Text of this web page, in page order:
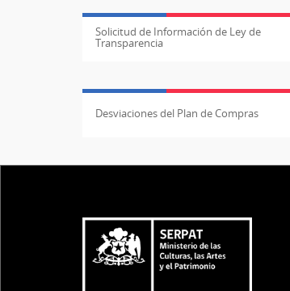
Solicitud de Información de Ley de
Transparencia
Desviaciones del Plan de Compras